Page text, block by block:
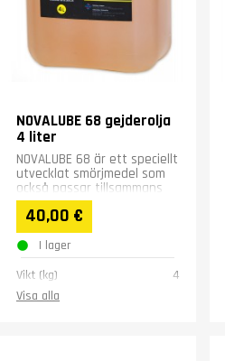
NOVALUBE 68 gejderolja
4 liter
NOVALUBE 68 är ett speciellt
utvecklat smörjmedel som
också passar tillsammans
med vattenbaserade
skärvätskor.
40,00 €
I lager
Vikt (kg)
4
Visa alla